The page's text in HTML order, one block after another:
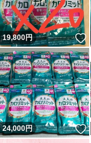
19,800円
24,000円